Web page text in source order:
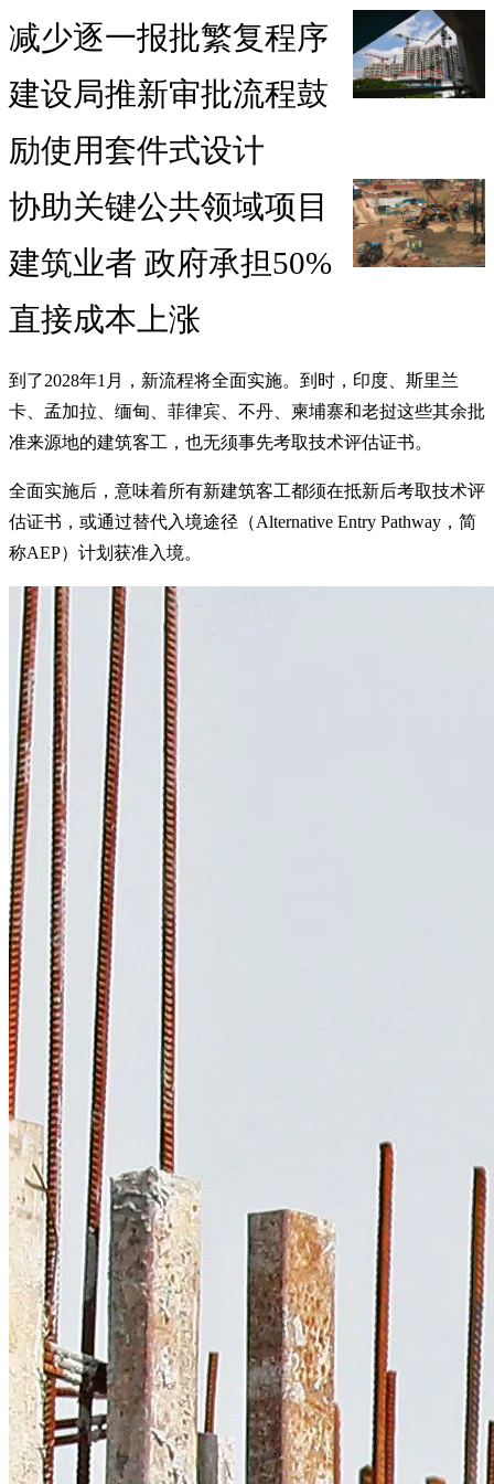
减少逐一报批繁复程序
建设局推新审批流程鼓
励使用套件式设计
协助关键公共领域项目
建筑业者 政府承担50%
直接成本上涨
到了2028年1月，新流程将全面实施。到时，印度、斯里兰
卡、孟加拉、缅甸、菲律宾、不丹、柬埔寨和老挝这些其余批
准来源地的建筑客工，也无须事先考取技术评估证书。
全面实施后，意味着所有新建筑客工都须在抵新后考取技术评
估证书，或通过替代入境途径（Alternative Entry Pathway，简
称AEP）计划获准入境。